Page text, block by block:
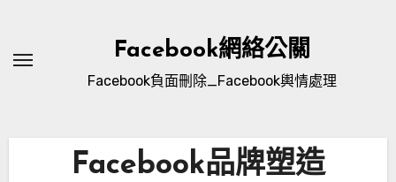
Facebook網絡公關
Facebook負面刪除_Facebook輿情處理
Facebook品牌塑造